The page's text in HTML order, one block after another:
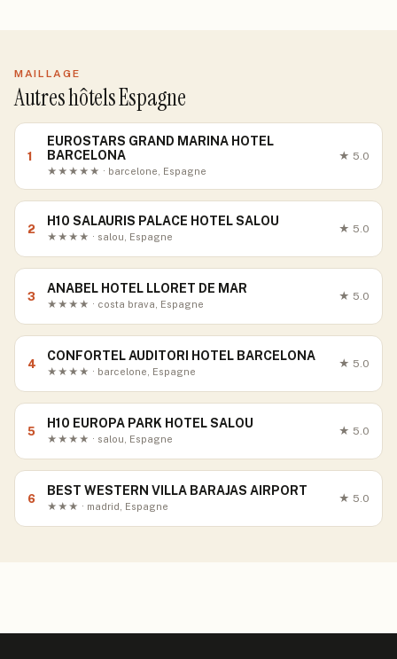
MAILLAGE
Autres hôtels Espagne
1
EUROSTARS GRAND MARINA HOTEL
BARCELONA
★★★★★ · barcelone, Espagne
★ 5.0
2
H10 SALAURIS PALACE HOTEL SALOU
★★★★ · salou, Espagne
★ 5.0
3
ANABEL HOTEL LLORET DE MAR
★★★★ · costa brava, Espagne
★ 5.0
4
CONFORTEL AUDITORI HOTEL BARCELONA
★★★★ · barcelone, Espagne
★ 5.0
5
H10 EUROPA PARK HOTEL SALOU
★★★★ · salou, Espagne
★ 5.0
6
BEST WESTERN VILLA BARAJAS AIRPORT
★★★ · madrid, Espagne
★ 5.0